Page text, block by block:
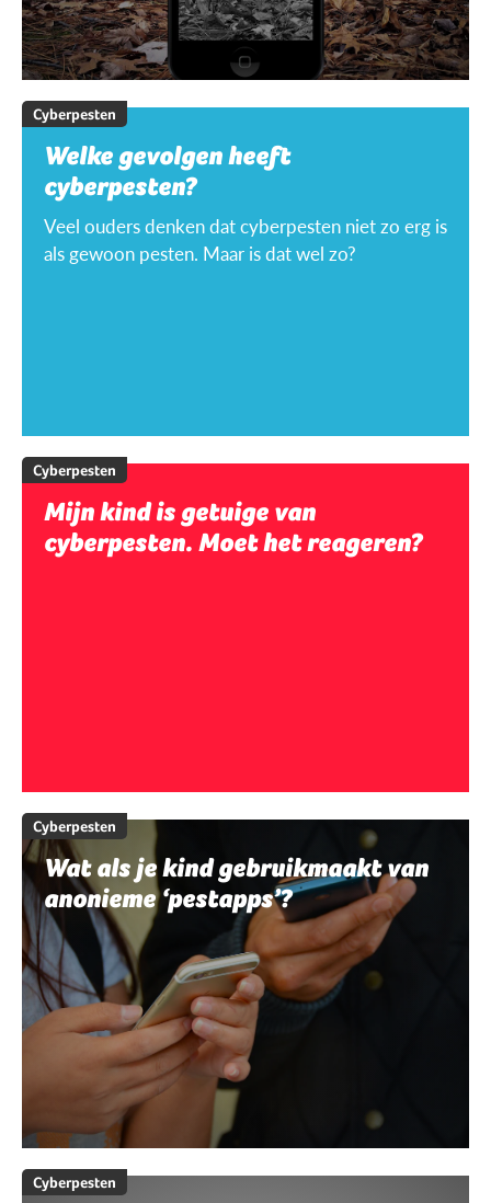
Cyberpesten
Welke gevolgen heeft
cyberpesten?
Veel ouders denken dat cyberpesten niet zo erg is
als gewoon pesten. Maar is dat wel zo?
Cyberpesten
Mijn kind is getuige van
cyberpesten. Moet het reageren?
Cyberpesten
Wat als je kind gebruikmaakt van
anonieme ‘pestapps’?
Cyberpesten